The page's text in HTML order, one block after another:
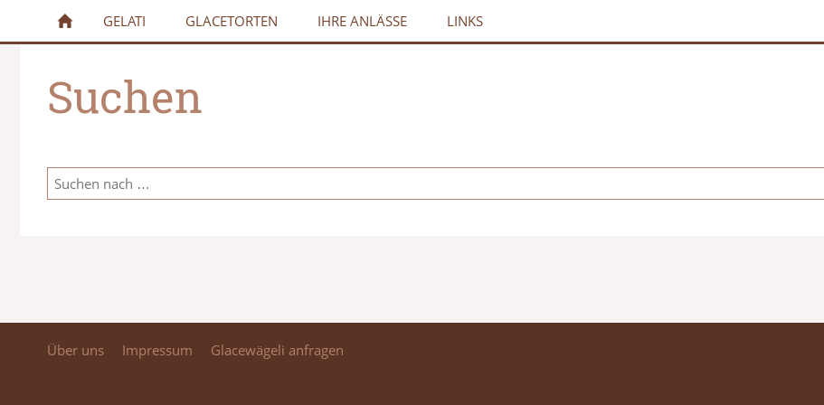
GELATI GLACETORTEN IHRE ANLÄSSE LINKS
Suchen
Über uns Impressum Glacewägeli anfragen